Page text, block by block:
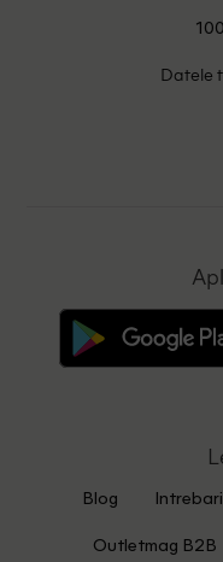
Datele
Blog
Outletmag B2B